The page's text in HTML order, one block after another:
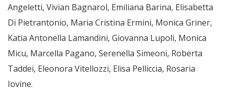
Angeletti, Vivian Bagnarol, Emiliana Barina, Elisabetta
Di Pietrantonio, Maria Cristina Ermini, Monica Griner,
Katia Antonella Lamandini, Giovanna Lupoli, Monica
Micu, Marcella Pagano, Serenella Simeoni, Roberta
Taddei, Eleonora Vitellozzi, Elisa Pelliccia, Rosaria
Iovine.